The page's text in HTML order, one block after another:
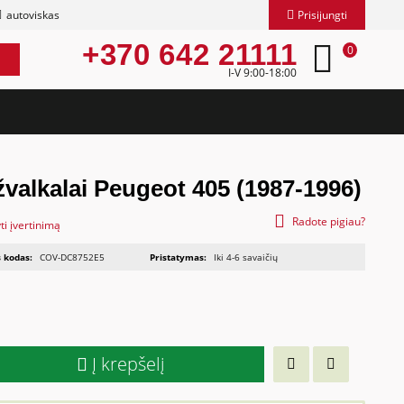
autoviskas Prisijungti
+370 642 21111
I-V 9:00-18:00
0
Peugeot 405 (1987-1996)
įvertinimą Radote pigiau?
kodas: COV-DC8752E5 Pristatymas: Iki 4-6 savaičių
Į krepšelį